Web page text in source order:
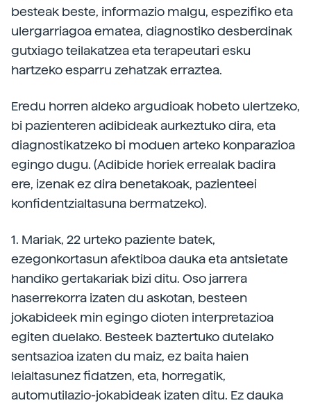
besteak beste, informazio malgu, espezifiko eta
ulergarriagoa ematea, diagnostiko desberdinak
gutxiago teilakatzea eta terapeutari esku
hartzeko esparru zehatzak erraztea.
Eredu horren aldeko argudioak hobeto ulertzeko,
bi pazienteren adibideak aurkeztuko dira, eta
diagnostikatzeko bi moduen arteko konparazioa
egingo dugu. (Adibide horiek errealak badira
ere, izenak ez dira benetakoak, pazienteei
konfidentzialtasuna bermatzeko).
1. Mariak, 22 urteko paziente batek,
ezegonkortasun afektiboa dauka eta antsietate
handiko gertakariak bizi ditu. Oso jarrera
haserrekorra izaten du askotan, besteen
jokabideek min egingo dioten interpretazioa
egiten duelako. Besteek baztertuko dutelako
sentsazioa izaten du maiz, ez baita haien
leialtasunez fidatzen, eta, horregatik,
automutilazio-jokabideak izaten ditu. Ez dauka